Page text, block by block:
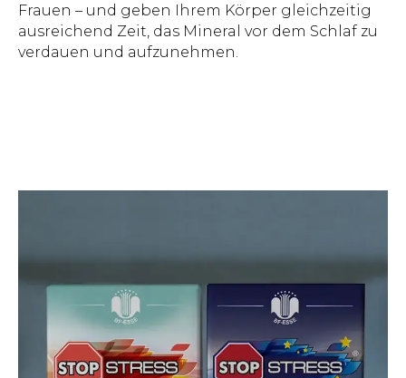
Frauen – und geben Ihrem Körper gleichzeitig
ausreichend Zeit, das Mineral vor dem Schlaf zu
verdauen und aufzunehmen.